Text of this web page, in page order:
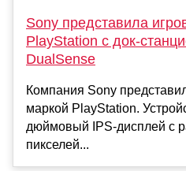
Sony представила
PlayStation с док-
DualSense
Компания Sony
маркой PlayStation.
дюймовый IPS-дисплей с
пикселей...